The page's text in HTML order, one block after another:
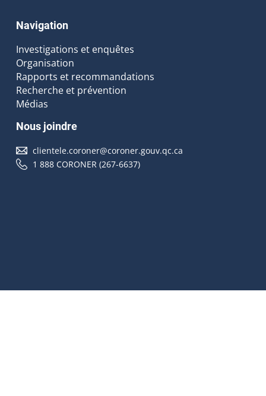
Navigation
Investigations et enquêtes
Organisation
Rapports et recommandations
Recherche et prévention
Médias
Nous joindre
clientele.coroner@coroner.gouv.qc.ca
1 888 CORONER (267-6637)